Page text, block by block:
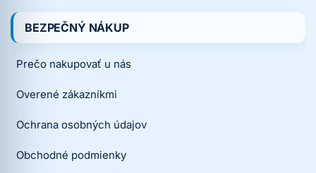
BEZPEČNÝ NÁKUP
Prečo nakupovať u nás
Overené zákazníkmi
Ochrana osobných údajov
Obchodné podmienky